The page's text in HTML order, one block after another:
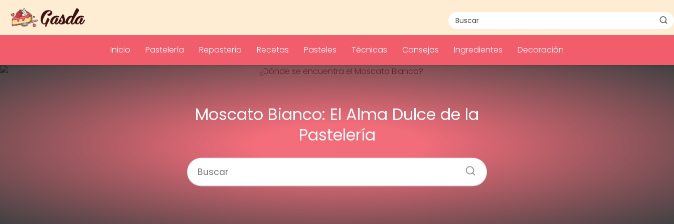
Inicio Pastelería Repostería Recetas Pasteles Técnicas Consejos Ingredientes Decoración
Moscato Bianco: El Alma Dulce de la
Pastelería